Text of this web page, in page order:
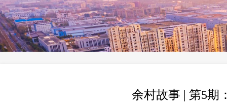
余村故事 | 第5期